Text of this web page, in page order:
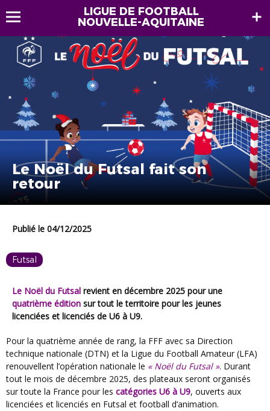
LIGUE DE FOOTBALL
NOUVELLE-AQUITAINE
Le Noël du Futsal fait son
retour
Publié le 04/12/2025
Futsal
Le Noël du Futsal revient en décembre 2025 pour une
quatrième édition sur tout le territoire pour les jeunes
licenciées et licenciés de U6 à U9.
Pour la quatrième année de rang, la FFF avec sa Direction
technique nationale (DTN) et la Ligue du Football Amateur (LFA)
renouvellent l’opération nationale le « Noël du Futsal ». Durant
tout le mois de décembre 2025, des plateaux seront organisés
sur toute la France pour les catégories U6 à U9, ouverts aux
licenciées et licenciés en Futsal et football d’animation.